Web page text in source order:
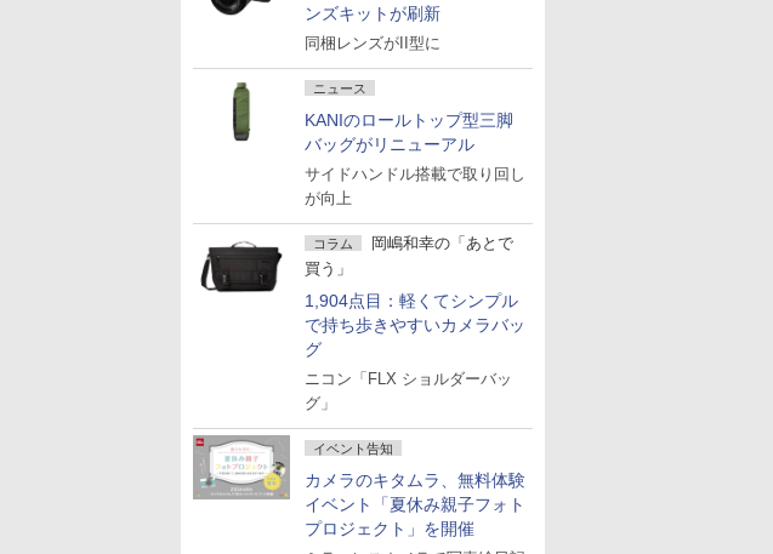
ンズキットが刷新
同梱レンズがII型に
ニュース
KANIのロールトップ型三脚
バッグがリニューアル
サイドハンドル搭載で取り回し
が向上
コラム
岡嶋和幸の「あとで
買う」
1,904点目：軽くてシンプル
で持ち歩きやすいカメラバッ
グ
ニコン「FLX ショルダーバッ
グ」
イベント告知
カメラのキタムラ、無料体験
イベント「夏休み親子フォト
プロジェクト」を開催